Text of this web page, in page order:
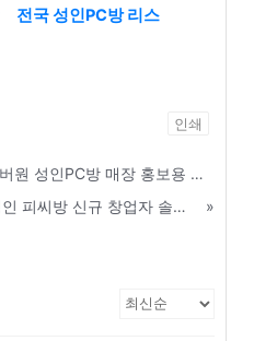
전국 성인PC방 리스
인쇄
텔레그램ID:KPU77 성피넘버원 성인PC방 매장 홍보용 전단지 및 명함 제작 가이드 - 홍성
텔레그램ID:KPU77 성피맵 성인 피씨방 신규 창업자 솔루션 무상 지원 혜택 - 용산구
»